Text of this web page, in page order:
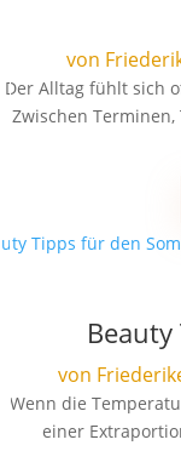
von
Der Alltag fühlt sich
Zwischen
von
Wenn die
einer